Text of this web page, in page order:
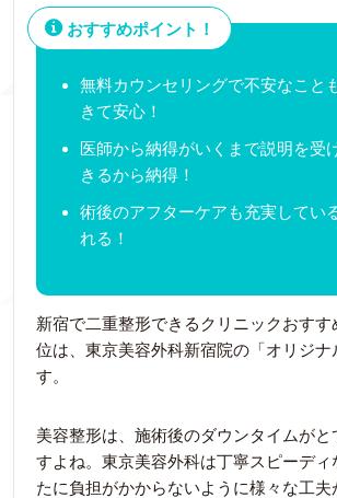
おすすめポイント！
無料カウンセリングで不安なこと
きて安心！
医師から納得がいくまで説明を受
きるから納得！
術後のアフターケアも充実してい
れる！
新宿で二重整形できるクリニックおすす
位は、東京美容外科新宿院の「オリジナ
す。
美容整形は、施術後のダウンタイムがと
すよね。東京美容外科は丁寧スピーディ
たに負担がかからないように様々な工夫